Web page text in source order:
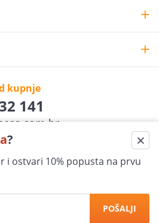
?
i ostvari 10% popusta na prvu
POŠALJI
kupnje
141